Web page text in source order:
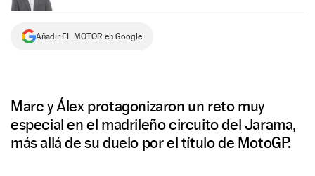
Añadir EL MOTOR en Google
Marc y Álex protagonizaron un reto muy
especial en el madrileño circuito del Jarama,
más allá de su duelo por el título de MotoGP.